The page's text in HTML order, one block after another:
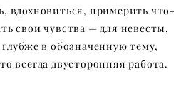
вдохновиться, примерить что-
свои чувства — для невесты,
в обозначенную тему,
всегда двусторонняя работа.